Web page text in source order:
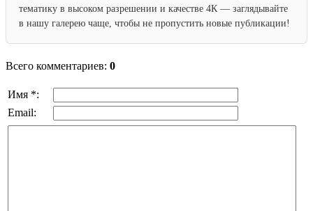
тематику в высоком разрешении и качестве 4К — заглядывайте
в нашу галерею чаще, чтобы не пропустить новые публикации!
Всего комментариев: 0
Имя *:
Email: